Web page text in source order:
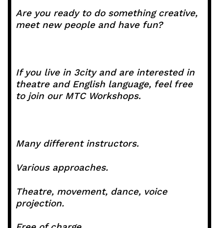
Are you ready to do something creative,
meet new people and have fun?
If you live in 3city and are interested in
theatre and English language, feel free
to join our MTC Workshops.
Many different instructors.
Various approaches.
Theatre, movement, dance, voice
projection.